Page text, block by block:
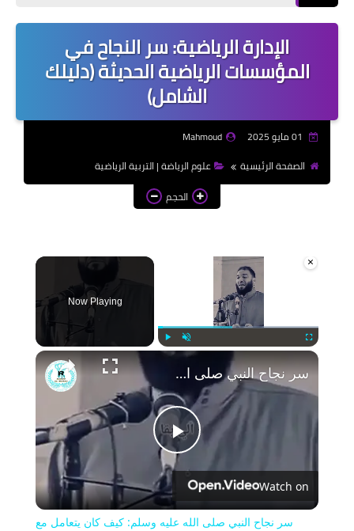
Radio
موضوعات تعبير | Essay
Topics
Games
Intelligence
الإدارة الرياضية: سر النجاح في
المؤسسات الرياضية الحديثة (دليلك
الشامل)
Mahmoud
الصفحة الرئيسية
علوم الرياضة | التربية الرياضية
الحجم
×
Play Fullscreen
Now Playing
Play
Video
سر نجاح النبي صلى الله عليه وسلم: كيف كان يتعامل مع الأسباب؟
Watch on
سر نجاح النبي صلى الله عليه وسلم: كيف كان يتعامل مع